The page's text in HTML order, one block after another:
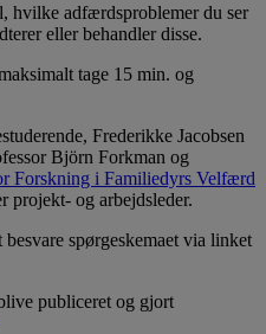
hvilke adfærdsproblemer du ser
eller behandler disse.
tage 15 min. og
Frederikke Jacobsen
Björn Forkman og
Forskning i Familiedyrs Velfærd
projekt- og arbejdsleder.
spørgeskemaet via linket
publiceret og gjort